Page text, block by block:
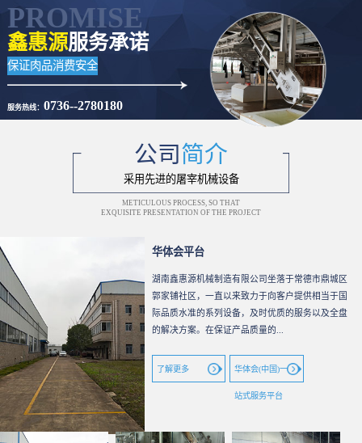
PROMISE
鑫惠源服务承诺
保证肉品消费安全
服务热线： 0736--2780180
公司简介
采用先进的屠宰机械设备
METICULOUS PROCESS, SO THAT
EXQUISITE PRESENTATION OF THE PROJECT
华体会平台
湖南鑫惠源机械制造有限公司坐落于常德市鼎城区
郭家铺社区，一直以来致力于向客户提供相当于国
际品质水准的系列设备，及时优质的服务以及全盘
的解决方案。在保证产品质量的...
了解更多 华体会(中国)一
站式服务平台